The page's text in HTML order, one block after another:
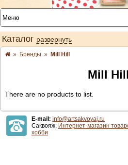
Каталог развернуть
» Бренды » Mill Hill
Mill Hill
There are no products to list.
E-mail: info@artsakvoyaj.ru
Саквояж. Интернет-магазин
хобби